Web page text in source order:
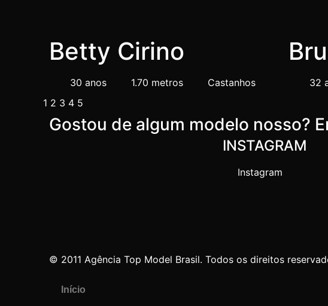
Betty Cirino
30 anos 1.70 metros Castanhos 32
1 2 3 4 5
Gostou de algum modelo nosso?
INSTAGRAM
Instagram
© 2011 Agência Top Model Brasil. Todos os direitos
Início